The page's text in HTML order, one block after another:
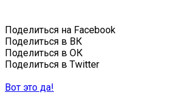
Поделиться на Facebook
Поделиться в ВК
Поделиться в ОК
Поделиться в Twitter
Вот это да!